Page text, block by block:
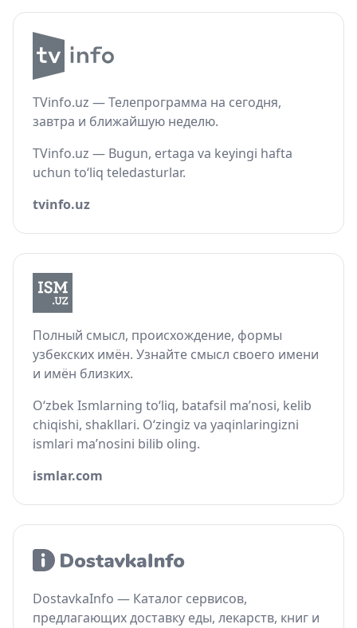
TVinfo.uz — Телепрограмма на сегодня,
завтра и ближайшую неделю.
TVinfo.uz — Bugun, ertaga va keyingi hafta
uchun to‘liq teledasturlar.
tvinfo.uz
Полный смысл, происхождение, формы
узбекских имён. Узнайте смысл своего имени
и имён близких.
O‘zbek Ismlarning to‘liq, batafsil ma’nosi, kelib
chiqishi, shakllari. O‘zingiz va yaqinlaringizni
ismlari ma’nosini bilib oling.
ismlar.com
DostavkaInfo — Каталог сервисов,
предлагающих доставку еды, лекарств, книг и